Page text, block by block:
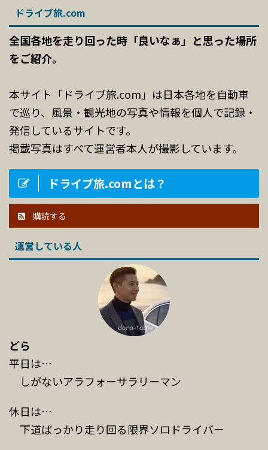
ドライブ旅.com
全国各地を走り回った時「良いなぁ」と思った場所
をご紹介。
本サイト「ドライブ旅.com」は日本各地を自動車
で巡り、風景・観光地の写真や情報を個人で記録・
発信しているサイトです。
掲載写真はすべて運営者本人が撮影しています。
ドライブ旅.comとは？
購読する
運営している人
どら
平日は…
しがないアラフォーサラリーマン
休日は…
下道ばっかり走り回る限界ソロドライバー